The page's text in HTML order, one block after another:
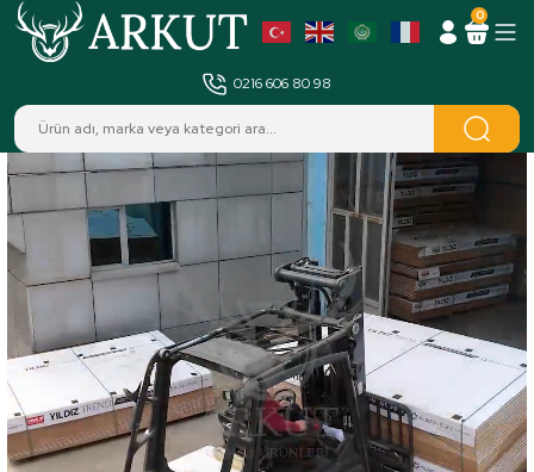
0216 606 80 98
0
MENÜ